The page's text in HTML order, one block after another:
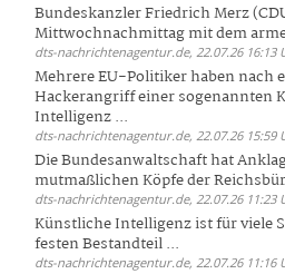
Bundeskanzler Friedrich Merz
Mittwochnachmittag mit dem
dts-nachrichtenagentur.de, 22.07.26 16:13
Mehrere EU-Politiker haben nach
Hackerangriff einer sogenannten
Intelligenz ...
dts-nachrichtenagentur.de, 22.07.26 15:59
Die Bundesanwaltschaft hat
mutmaßlichen Köpfe der
dts-nachrichtenagentur.de, 22.07.26 11:23
Künstliche Intelligenz ist für viele
festen Bestandteil ...
dts-nachrichtenagentur.de, 22.07.26 11:16